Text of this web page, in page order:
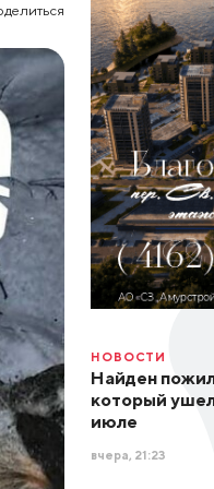
НОВОСТИ
Найден
который
июле
вчера, 21:23